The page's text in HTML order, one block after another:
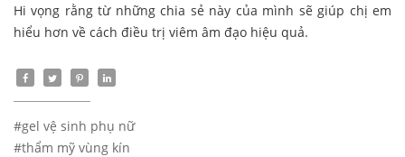
Hi vọng rằng từ những chia sẻ này của mình sẽ giúp chị em
hiểu hơn về cách điều trị viêm âm đạo hiệu quả.
#gel vệ sinh phụ nữ
#thẩm mỹ vùng kín